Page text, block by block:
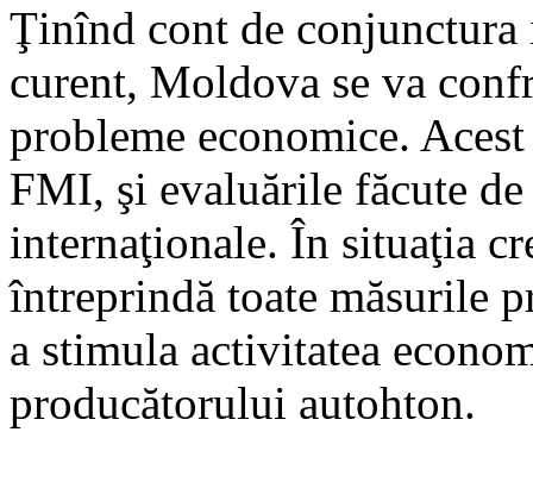
Ţinînd cont de conjunctura
curent, Moldova se va
probleme economice.
FMI, şi evaluările făcute
internaţionale. În situaţia
întreprindă toate măsurile
a stimula activitatea
producătorului autohton.